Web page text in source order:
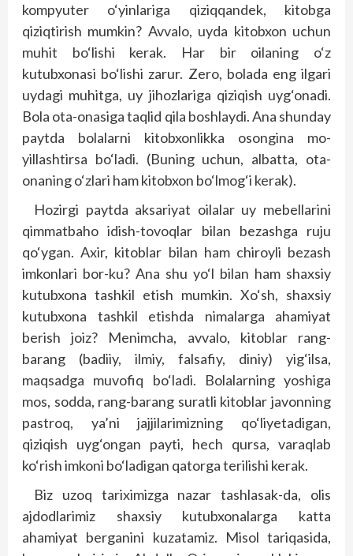
kompyuter o‘yinlariga qiziqqandek, kitobga
qiziqtirish mumkin? Avvalo, uyda kitobxon uchun
muhit bo‘lishi kerak. Har bir oilaning o‘z
kutubxonasi bo‘­lishi zarur. Zero, bolada eng ilgari
uydagi muhitga, uy jihozlariga qiziqish uyg‘onadi.
Bola ota-onasiga taqlid qila boshlaydi. Ana shunday
paytda bolalarni kitobxonlikka osongina mo­
yillashtirsa bo‘ladi. (Buning uchun, albatta, ota-
onaning o‘zlari ham kitobxon bo‘lmog‘i kerak).
Hozirgi paytda aksariyat oilalar uy mebellarini
qimmatbaho idish-tovoqlar bilan bezashga ruju
qo‘ygan. Axir, kitoblar bilan ham chiroyli bezash
imkonlari bor-ku? Ana shu yo‘l bilan ham shaxsiy
kutubxona tashkil etish mumkin. Xo‘sh, shaxsiy
kutubxona tashkil etishda nimalarga ahamiyat
berish joiz? Menimcha, avvalo, kitob­lar rang-
barang (badiiy, ilmiy, falsafiy, diniy) yig‘ilsa,
maqsadga muvofiq bo‘ladi. Bolalarning yoshiga
mos, sodda, rang-barang suratli kitoblar javonning
pastroq, ya’ni jajjilarimizning qo‘liyetadigan,
qiziqish uyg‘ongan payti, hech qursa, varaqlab
ko‘rish imkoni bo‘ladigan qatorga terilishi kerak.
Biz uzoq tariximizga nazar tashlasak-da, olis
ajdodlarimiz shaxsiy kutubxonalarga katta
ahamiyat berganini kuzatamiz. Misol tariqasida,